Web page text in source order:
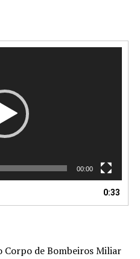
00:00
0:33
Corpo de Bombeiros Miliar